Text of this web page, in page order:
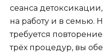
сеанса
на работу и в семью.
требуется
трёх процедур, вы